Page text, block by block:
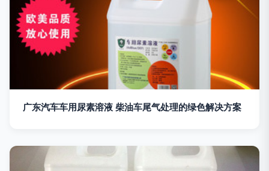
广东汽车车用尿素溶液 柴油车尾气处理的绿色解决方案